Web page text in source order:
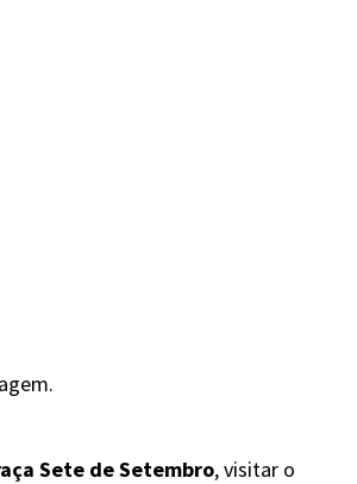
Sete de Setembro, visitar o